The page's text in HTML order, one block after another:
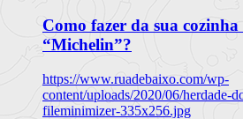
Como fazer da sua
“Michelin”?
https://www.ruadebaixo.com/wp-
content/uploads/2020/06/herdade-
fileminimizer-335x256.jpg